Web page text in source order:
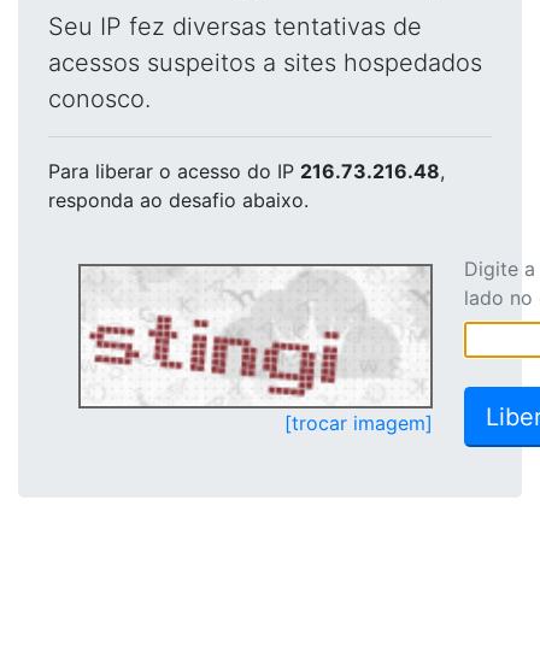
Seu IP fez diversas tentativas de
acessos suspeitos a sites hospedados
conosco.
Para liberar o acesso do IP 216.73.216.48,
responda ao desafio abaixo.
[trocar imagem]
Digite
lado no